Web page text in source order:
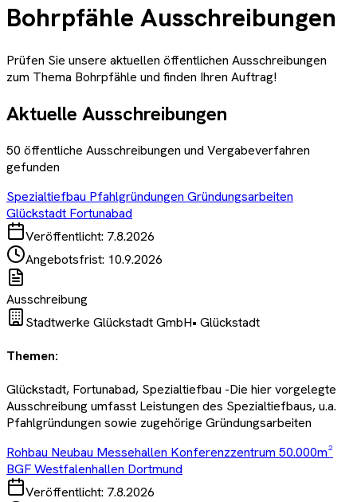
Bohrpfähle Ausschreibungen
Prüfen Sie unsere aktuellen öffentlichen Ausschreibungen
zum Thema Bohrpfähle und finden Ihren Auftrag!
Aktuelle Ausschreibungen
50 öffentliche Ausschreibungen und Vergabeverfahren
gefunden
Spezialtiefbau Pfahlgründungen Gründungsarbeiten
Glückstadt Fortunabad
Veröffentlicht: 7.8.2026
Angebotsfrist: 10.9.2026
Ausschreibung
Stadtwerke Glückstadt GmbH• Glückstadt
Themen:
Glückstadt, Fortunabad, Spezialtiefbau -Die hier vorgelegte
Ausschreibung umfasst Leistungen des Spezialtiefbaus, u.a.
Pfahlgründungen sowie zugehörige Gründungsarbeiten
Rohbau Neubau Messehallen Konferenzzentrum 50.000m²
BGF Westfalenhallen Dortmund
Veröffentlicht: 7.8.2026